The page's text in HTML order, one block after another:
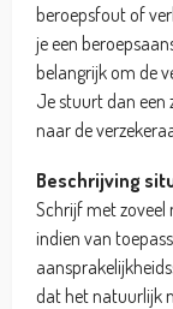
beroepsfout of
je een
belangrijk om de
Je stuurt dan een
naar de
Beschrijving
Schrijf met zoveel
indien van
dat het natuurlijk